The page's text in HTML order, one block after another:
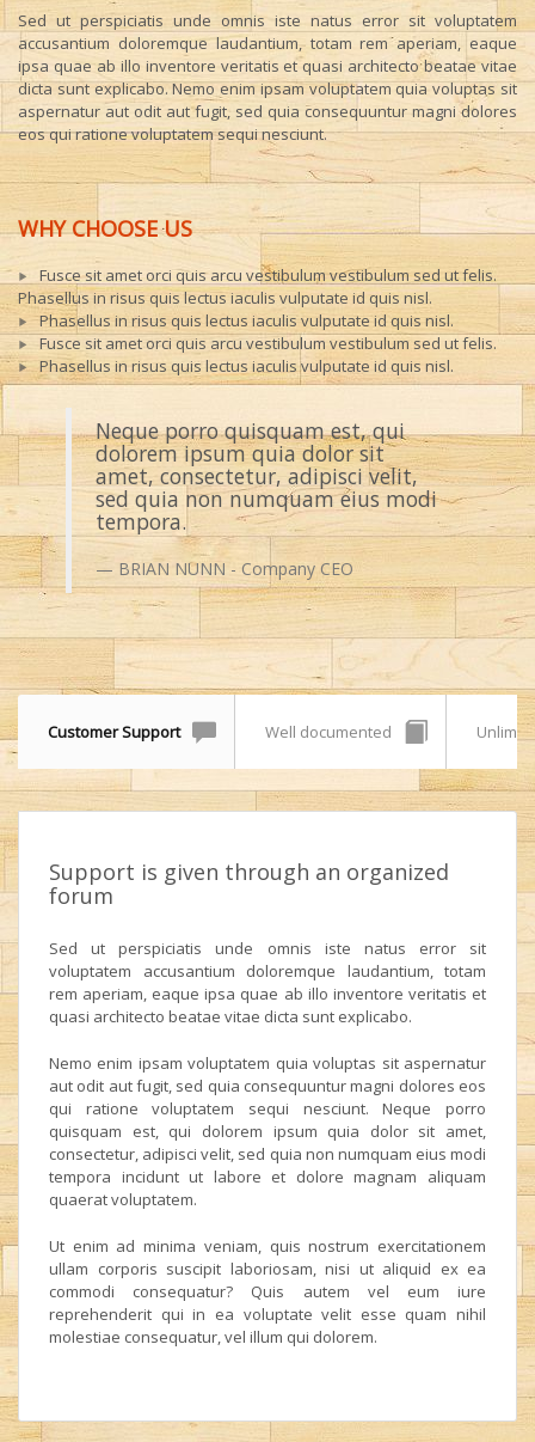
Sed ut perspiciatis unde omnis iste natus error sit voluptatem
accusantium doloremque laudantium, totam rem aperiam, eaque
ipsa quae ab illo inventore veritatis et quasi architecto beatae vitae
dicta sunt explicabo. Nemo enim ipsam voluptatem quia voluptas sit
aspernatur aut odit aut fugit, sed quia consequuntur magni dolores
eos qui ratione voluptatem sequi nesciunt.
WHY CHOOSE US
Fusce sit amet orci quis arcu vestibulum vestibulum sed ut felis.
Phasellus in risus quis lectus iaculis vulputate id quis nisl.
Phasellus in risus quis lectus iaculis vulputate id quis nisl.
Fusce sit amet orci quis arcu vestibulum vestibulum sed ut felis.
Phasellus in risus quis lectus iaculis vulputate id quis nisl.
Neque porro quisquam est, qui
dolorem ipsum quia dolor sit
amet, consectetur, adipisci velit,
sed quia non numquam eius modi
tempora.
BRIAN NUNN - Company CEO
Customer Support Well documented
Support is given through an organized
forum
Sed ut perspiciatis unde omnis iste natus error sit
voluptatem accusantium doloremque laudantium, totam
rem aperiam, eaque ipsa quae ab illo inventore veritatis et
quasi architecto beatae vitae dicta sunt explicabo.
Nemo enim ipsam voluptatem quia voluptas sit aspernatur
aut odit aut fugit, sed quia consequuntur magni dolores eos
qui ratione voluptatem sequi nesciunt. Neque porro
quisquam est, qui dolorem ipsum quia dolor sit amet,
consectetur, adipisci velit, sed quia non numquam eius modi
tempora incidunt ut labore et dolore magnam aliquam
quaerat voluptatem.
Ut enim ad minima veniam, quis nostrum exercitationem
ullam corporis suscipit laboriosam, nisi ut aliquid ex ea
commodi consequatur? Quis autem vel eum iure
reprehenderit qui in ea voluptate velit esse quam nihil
molestiae consequatur, vel illum qui dolorem.